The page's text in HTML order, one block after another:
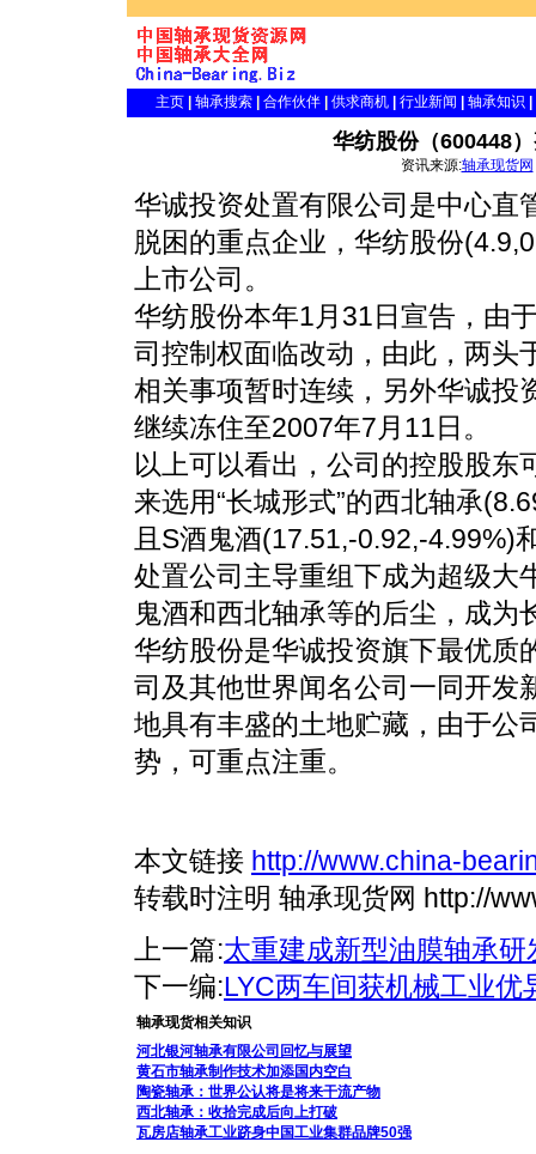
主页 轴承搜索 合作伙伴 供求商机 行业新闻 轴承知识
华纺股份（600448
资讯来源:轴承现货网
华诚投资处置有限公司是中心直
脱困的重点企业，华纺股份
上市公司。
华纺股份本年1月31日宣告，由
司控制权面临改动，由此，两头
相关事项暂时连续，另外华诚投
继续冻住至2007年7月11日。
以上可以看出，公司的控股股东
来选用“长城形式”的西北轴承
且S酒鬼酒(17.51,-0.92,-4.99%)
处置公司主导重组下成为超级大
鬼酒和西北轴承等的后尘，成
华纺股份是华诚投资旗下最优质
司及其他世界闻名公司一同开发
地具有丰盛的土地贮藏，由于公
势，可重点注重。
本文链接 http://www.china-
转载时注明 轴承现货网 http://
上一篇:太重建成新型油膜轴承研
下一编:LYC两车间获机械工业优
轴承现货相关知识
河北银河轴承有限公司回忆与展望
黄石市轴承制作技术加添国内空白
陶瓷轴承：世界公认将是将来干流产物
西北轴承：收拾完成后向上打破
瓦房店轴承工业跻身中国工业集群品牌50强